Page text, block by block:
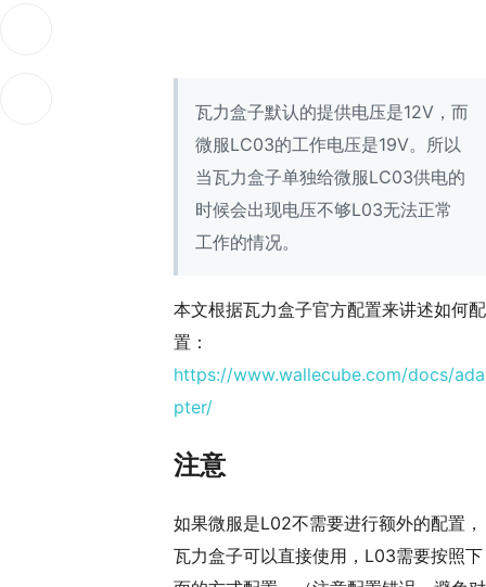
瓦力盒子默认的提供电压是12V，而
微服LC03的工作电压是19V。所以
当瓦力盒子单独给微服LC03供电的
时候会出现电压不够L03无法正常
工作的情况。
本文根据瓦力盒子官方配置来讲述如何配
置：
https://www.wallecube.com/docs/ada
pter/
注意
如果微服是L02不需要进行额外的配置，
瓦力盒子可以直接使用，L03需要按照下